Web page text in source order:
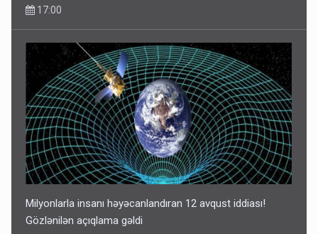
17:00
Milyonlarla insanı həyəcanlandıran 12 avqust iddiası!
Gözlənilən açıqlama gəldi